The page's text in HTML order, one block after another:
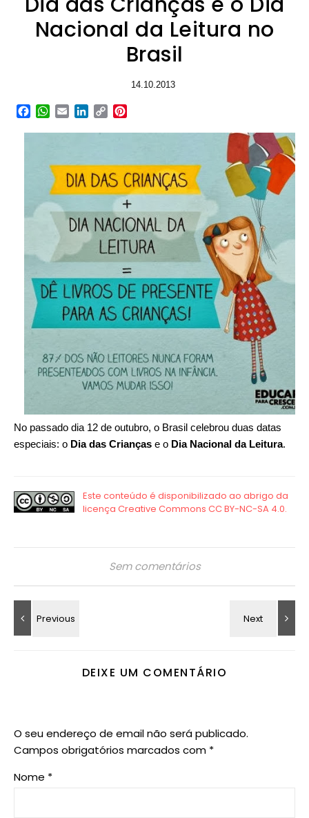
Nacional da Leitura no
Brasil
14.10.2013
Facebook
WhatsApp
EmailLinkedIn
Copy
No passado dia 12 de outubro, o Brasil celebrou duas datas
especiais: o Dia das Crianças e o Dia Nacional da Leitura.
Sem comentários
DEIXE UM COMENTÁRIO
O seu endereço de email não será publicado.
Campos obrigatórios marcados com *
Nome *